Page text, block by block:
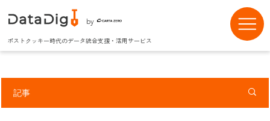
by
ポストクッキー時代のデータ統合支援・活用サービス
記事